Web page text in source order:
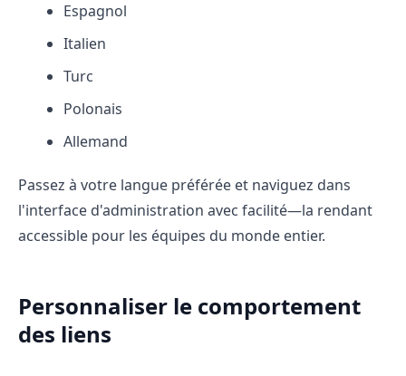
Espagnol
Italien
Turc
Polonais
Allemand
Passez à votre langue préférée et naviguez dans
l'interface d'administration avec facilité—la rendant
accessible pour les équipes du monde entier.
Personnaliser le comportement
des liens